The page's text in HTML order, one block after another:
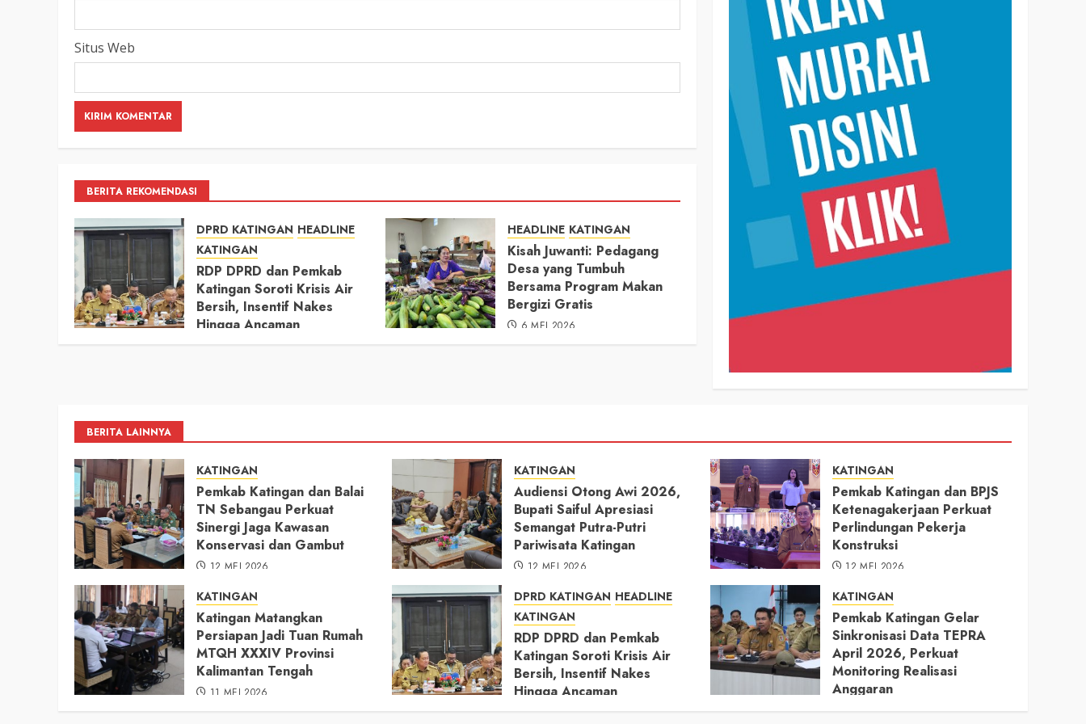
Situs Web
BERITA REKOMENDASI
DPRD KATINGAN HEADLINE
KATINGAN
RDP DPRD dan Pemkab
Katingan Soroti Krisis Air
Bersih, Insentif Nakes
Hingga Ancaman
Pencemaran Sungai
HEADLINE KATINGAN
Kisah Juwanti: Pedagang
Desa yang Tumbuh
Bersama Program Makan
Bergizi Gratis
6 MEI 2026
BERITA LAINNYA
KATINGAN
Pemkab Katingan dan Balai
TN Sebangau Perkuat
Sinergi Jaga Kawasan
Konservasi dan Gambut
12 MEI 2026
KATINGAN
Audiensi Otong Awi 2026,
Bupati Saiful Apresiasi
Semangat Putra-Putri
Pariwisata Katingan
12 MEI 2026
KATINGAN
Pemkab Katingan dan BPJS
Ketenagakerjaan Perkuat
Perlindungan Pekerja
Konstruksi
12 MEI 2026
KATINGAN
Katingan Matangkan
Persiapan Jadi Tuan Rumah
MTQH XXXIV Provinsi
Kalimantan Tengah
11 MEI 2026
DPRD KATINGAN HEADLINE
KATINGAN
RDP DPRD dan Pemkab
Katingan Soroti Krisis Air
Bersih, Insentif Nakes
Hingga Ancaman
Pencemaran Sungai
KATINGAN
Pemkab Katingan Gelar
Sinkronisasi Data TEPRA
April 2026, Perkuat
Monitoring Realisasi
Anggaran
11 MEI 2026